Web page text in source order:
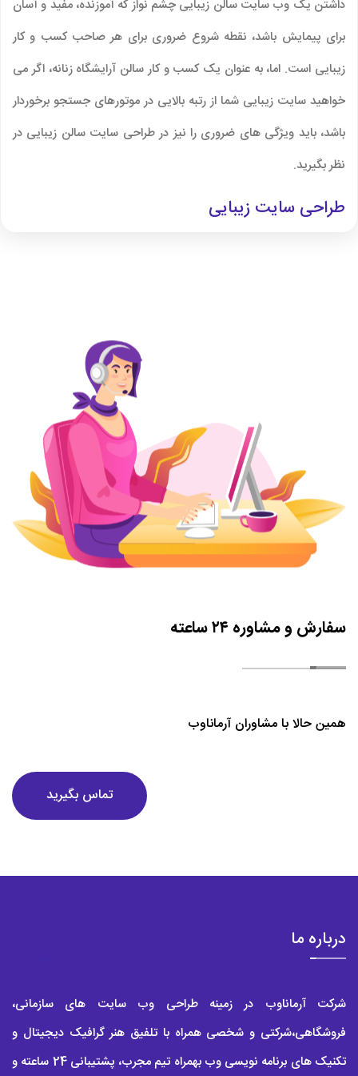
داشتن یک وب سایت سالن زیبایی چشم نواز که آموزنده، مفید و آسان
برای پیمایش باشد، نقطه شروع ضروری برای هر صاحب کسب و کار
زیبایی است. اما، به عنوان یک کسب و کار سالن آرایشگاه زنانه، اگر می
خواهید سایت زیبایی شما از رتبه بالایی در موتورهای جستجو برخوردار
باشد، باید ویژگی های ضروری را نیز در طراحی سایت سالن زیبایی در
نظر بگیرید.
طراحی سایت زیبایی
-بر اساس تخصص شما ،خود را از رقبا متمایز کنید.
-ایجاد ارزش افزوده از نظر قابلیت استفاده و عملکرد.
ساختار وب سایت آرایشگاه زنانه
با افزودن رزرو آنلاین، رزرو نوبت در سالن خود را برای مشتریان خود
آسان کنید. اگر ترجیح می‌دهید مشتریانتان برای رزرو یا استفاده از ایمیل
تماس بگیرند، با افزودن ایمیل و پیوندهای تلفنی، ارتباط را ساده کنید.
با افزودن آدرس و مسیرهای روشن، ساعت کاری، تلفن و ایمیل خود را
شما فقط چند ثانیه فرصت دارید تا توجه بازدیدکنندگان جدید را در
سایت زیبایی خود جلب کنید. اطمینان حاصل کنید که بیانیه ماموریت
چه کسی هستید و تیم خود را معرفی کنید، چه خدماتی را ارائه می
توصیه می کنیم وب سایت سالن شما دارای ساختار و ویژگی های زیر
-نظرات مشتریان
-خدمات و قیمت ها
-مشخصات کارکنان
سفارش و مشاوره ۲۴ ساعته
همین حالا با مشاوران آرماناوب
تماس بگیرید
درباره ما
شرکت آرماناوب در زمینه طراحی وب سایت های سازمانی،
فروشگاهی،شرکتی و شخصی همراه با تلفیق هنر گرافیک دیجیتال و
تکنیک های برنامه نویسی وب بهمراه تیم مجرب، پشتیبانی 24 ساعته و